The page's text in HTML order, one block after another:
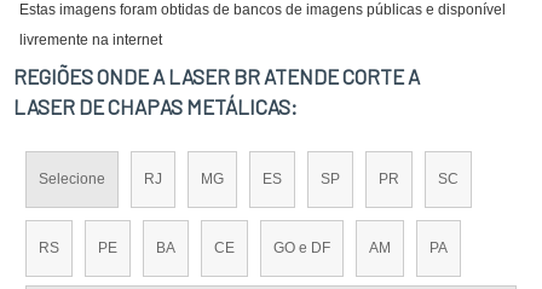
Estas imagens foram obtidas de bancos de imagens públicas e disponível
livremente na internet
REGIÕES ONDE A LASER BR ATENDE CORTE A
LASER DE CHAPAS METÁLICAS:
Selecione RJ MG ES SP PR SC
RS PE BA CE GO e DF AM PA